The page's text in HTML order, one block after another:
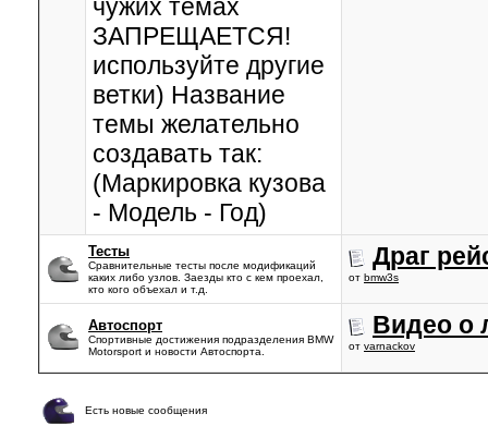
чужих темах
ЗАПРЕЩАЕТСЯ!
используйте другие
ветки) Название
темы желательно
создавать так:
(Маркировка кузова
- Модель - Год)
Тесты
Сравнительные тесты после модификаций
каких либо узлов. Заезды кто с кем проехал,
кто кого объехал и т.д.
Драг
от bmw3s
Автоспорт
Спортивные достижения подразделения BMW
Motorsport и новости Автоспорта.
Видео о
от varnackov
Есть новые сообщения